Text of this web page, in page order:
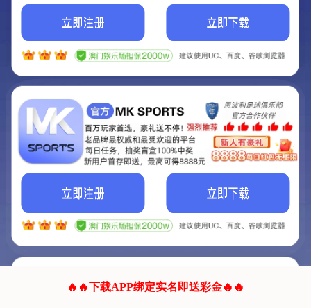
我们的网站正在建设.
它将是非常棒的网站.
联系我们!